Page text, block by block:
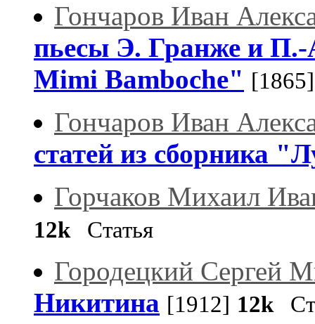
Гончаров Иван
пьесы Э. Гранже и
Mimi Bamboche" [1865]
Гончаров Иван
статей из сборника
Горчаков Михаил
12kСтатья
Городецкий Сергей
Никитина [1912] 12k